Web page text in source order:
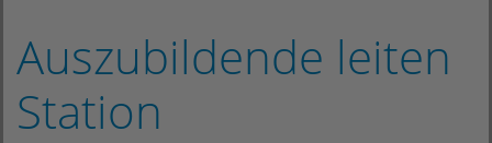
Auszubildende leiten
Station